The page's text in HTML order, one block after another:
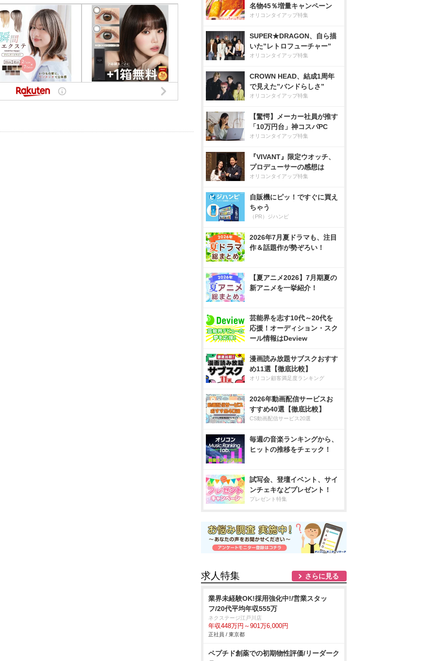
名物45％増量キャンペーン
オリコンタイアップ特集
SUPER★DRAGON、自ら描
いた”レトロフューチャー”
オリコンタイアップ特集
CROWN HEAD、結成1周年
で見えた”バンドらしさ”
オリコンタイアップ特集
【驚愕】メーカー社員が推す
「10万円台」神コスパPC
オリコンタイアップ特集
『VIVANT』限定ウオッチ、
プロデューサーの感想は
オリコンタイアップ特集
自販機にピッ！ですぐに買え
ちゃう
（PR）ジハンピ
2026年7月夏ドラマも、注目
作＆話題作が勢ぞろい！
【夏アニメ2026】7月期夏の
新アニメを一挙紹介！
芸能界を志す10代～20代を
応援！オーディション・スク
ール情報はDeview
漫画読み放題サブスクおすす
め11選【徹底比較】
オリコン顧客満足度ランキング
2026年動画配信サービスお
すすめ40選【徹底比較】
CS動画配信サービス20選
毎週の音楽ランキングから、
ヒットの推移をチェック！
試写会、登壇イベント、サイ
ンチェキなどプレゼント！
プレゼント特集
求人特集 さらに見る
業界未経験OK!採用強化中!/営業スタッ
フ/20代平均年収555万
ネクステージ江戸川店
年収448万円～901万6,000円
正社員 / 東京都
ペプチド創薬での初期物性評価/リーダーク